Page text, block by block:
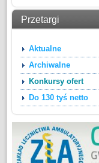
Przetargi
Aktualne
Archiwalne
Konkursy ofert
Do 130 tyś netto